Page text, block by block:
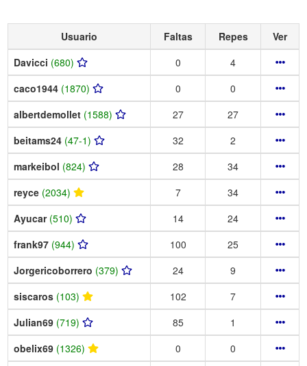
Usuario Faltas Repes
Ver
Davicci (680) 0
4
caco1944 (1870) 0
0
albertdemollet (1588) 27
27
beitams24 (47-1) 32
2
markeibol (824) 28
34
reyce (2034) 7
34
Ayucar (510) 14
24
frank97 (944) 100
25
Jorgericoborrero (379) 24
9
siscaros (103) 102
7
Julian69 (719) 85
1
obelix69 (1326) 0
0